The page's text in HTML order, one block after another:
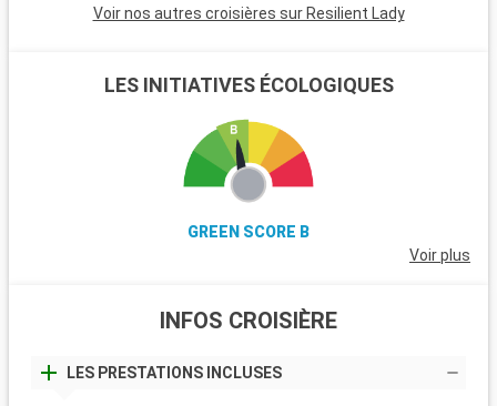
Voir nos autres croisières sur Resilient Lady
LES INITIATIVES ÉCOLOGIQUES
GREEN SCORE B
Voir plus
INFOS CROISIÈRE
LES PRESTATIONS INCLUSES